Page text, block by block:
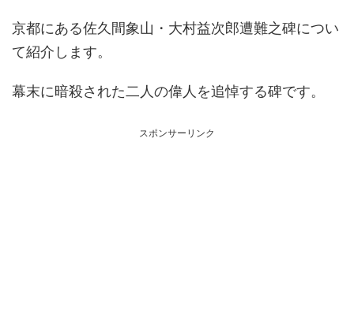
京都にある佐久間象山・大村益次郎遭難之碑につい
て紹介します。
幕末に暗殺された二人の偉人を追悼する碑です。
スポンサーリンク